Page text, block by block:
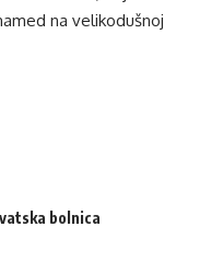
na velikodušnoj
bolnica